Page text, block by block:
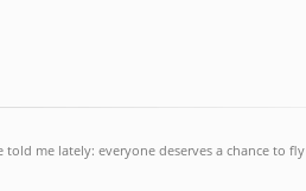
me lately: everyone deserves a chance to fly